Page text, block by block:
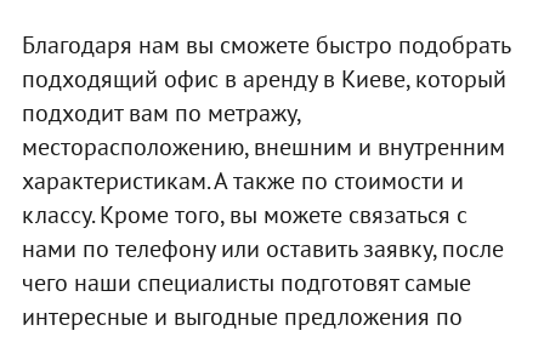
Благодаря нам вы сможете быстро подобрать
подходящий офис в аренду в Киеве, который
подходит вам по метражу,
месторасположению, внешним и внутренним
характеристикам. А также по стоимости и
классу. Кроме того, вы можете связаться с
нами по телефону или оставить заявку, после
чего наши специалисты подготовят самые
интересные и выгодные предложения по